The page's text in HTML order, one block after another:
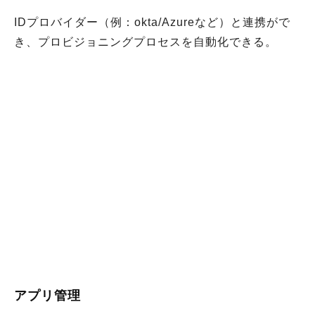
IDプロバイダー（例：okta/Azureなど）と連携がで
き、プロビジョニングプロセスを自動化できる。
アプリ管理